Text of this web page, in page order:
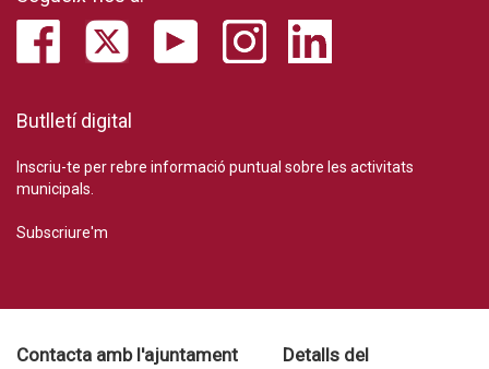
Butlletí digital
Inscriu-te per rebre informació puntual sobre les activitats
municipals.
Subscriure'm
Contacta amb l'ajuntament
Detalls del